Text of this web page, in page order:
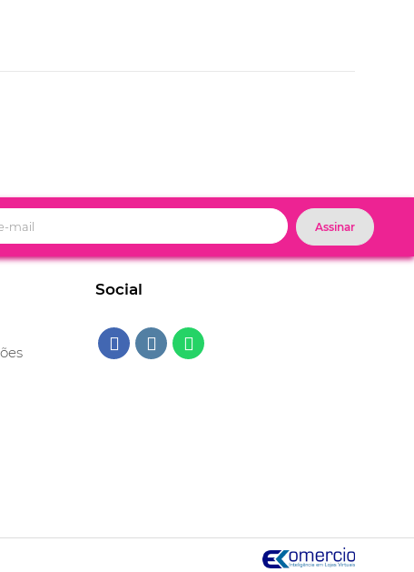
Assinar
Social